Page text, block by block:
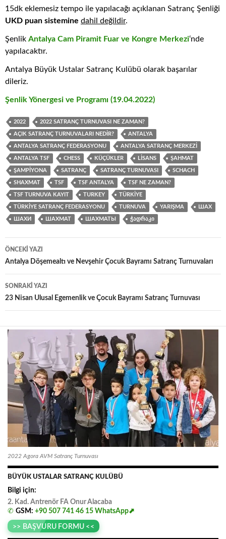
15dk eklemesiz tempo ile yapılacağı açıklanan Satranç Şenliği
UKD puan sistemine dahil değildir.
Şenlik Antalya Cam Piramit Fuar ve Kongre Merkezi‘nde
yapılacaktır.
Antalya Büyük Ustalar Satranç Kulübü olarak başarılar
dileriz.
Şenlik Yönergesi ve Programı (19.04.2022)
2022 2022 SATRANÇ TURNUVASI NE ZAMAN?
AÇIK SATRANÇ TURNUVALARI NEDIR? ANTALYA
ANTALYA SATRANÇ FEDERASYONU ANTALYA SATRANÇ MERKEZI
ANTALYA TSF CHESS KÜÇÜKLER LISANS ŞAHMAT
ŞAMPIYONA SATRANÇ SATRANÇ TURNUVASI SCHACH
SHAXMAT TSF TSF ANTALYA TSF NE ZAMAN?
TSF TURNUVA KAYIT TURKEY TÜRKIYE
TÜRKIYE SATRANÇ FEDERASYONU TURNUVA YARIŞMA ШАХ
ШАХИ ШАХМАТ ШАХМАТЫ ᲭᲐᲓᲠᲐᲙᲘ
Yazı
dolaşımı
ÖNCEKI YAZI
Antalya Döşemealtı ve Nevşehir Çocuk Bayramı Satranç Turnuvaları
SONRAKI YAZI
23 Nisan Ulusal Egemenlik ve Çocuk Bayramı Satranç Turnuvası
2022 Agora AVM Satranç Turnuvası
BÜYÜK USTALAR SATRANÇ KULÜBÜ
Bilgi için:
2. Kad. Antrenör FA Onur.Alacaba
✆ GSM: +90 507 741 46 15 WhatsApp⬈
>> BAŞVURU FORMU <<